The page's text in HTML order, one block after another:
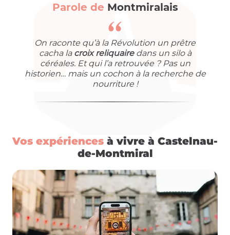
Parole de Montmiralais
On raconte qu’à la Révolution un prêtre
cacha la croix reliquairedans un silo à
céréales. Et qui l’a retrouvée ? Pas un
historien… mais un cochon à la recherche de
nourriture !
Vos expériences à vivre à Castelnau-
de-Montmiral